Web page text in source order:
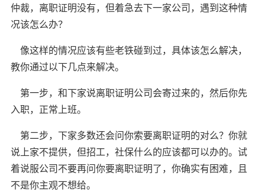
仲裁，离职证明没有，但着急去下一家公司，遇到这种情
况该怎么办？
像这样的情况应该有些老铁碰到过，具体该怎么解决，
教你通过以下几点来解决。
第一步，和下家说离职证明公司会寄过来的，然后你先
入职，正常上班。
第二步，下家多数还会问你索要离职证明的对么？你就
说上家不提供，但招工，社保什么的应该都可以办的。试
着说服公司不要再问你要离职证明了，你确实有困难，且
不是你主观不想给。